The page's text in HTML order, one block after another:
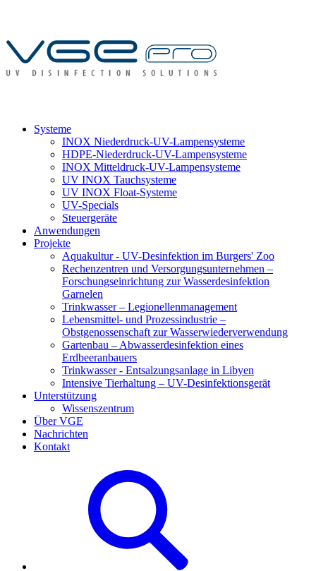
Systeme
INOX Niederdruck-UV-Lampensysteme
HDPE-Niederdruck-UV-Lampensysteme
INOX Mitteldruck-UV-Lampensysteme
UV INOX Tauchsysteme
UV INOX Float-Systeme
UV-Specials
Steuergeräte
Anwendungen
Projekte
Aquakultur - UV-Desinfektion im Burgers' Zoo
Rechenzentren und Versorgungsunternehmen –
Forschungseinrichtung zur Wasserdesinfektion
Garnelen
Trinkwasser – Legionellenmanagement
Lebensmittel- und Prozessindustrie –
Obstgenossenschaft zur Wasserwiederverwendung
Gartenbau – Abwasserdesinfektion eines
Erdbeeranbauers
Trinkwasser - Entsalzungsanlage in Libyen
Intensive Tierhaltung – UV-Desinfektionsgerät
Unterstützung
Wissenszentrum
Über VGE
Nachrichten
Kontakt